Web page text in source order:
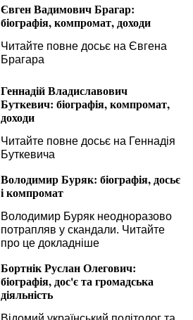
Євген Вадимович Брагар:
біографія, компромат, доходи
Читайте повне досьє на Євгена
Брагара
Геннадій Владиславович
Буткевич: біографія, компромат,
доходи
Читайте повне досьє на Геннадія
Буткевича
Володимир Буряк: біографія, досьє
і компромат
Володимир Буряк неодноразово
потрапляв у скандали. Читайте
про це докладніше
Бортнік Руслан Олегович:
біографія, дос'є та громадська
діяльність